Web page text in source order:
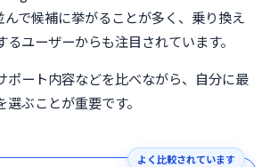
で候補に挙がることが多く、乗り換え
るユーザーからも注目されています。
ポート内容などを比べながら、自分に最
ぶことが重要です。
よく比較されています